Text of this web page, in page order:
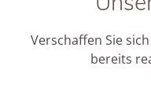
Verschaffen Sie
bereits